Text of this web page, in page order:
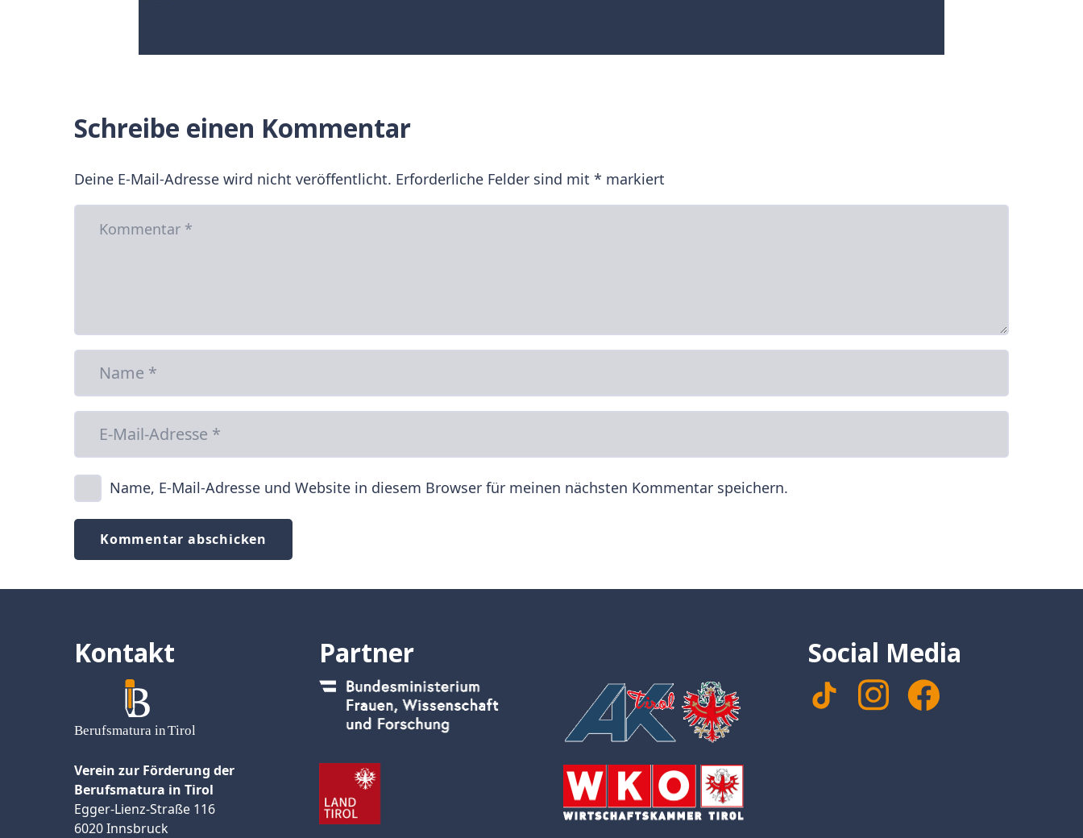
Schreibe einen Kommentar
Deine E-Mail-Adresse wird nicht veröffentlicht. Erforderliche Felder sind mit * markiert
Name, E-Mail-Adresse und Website in diesem Browser für meinen nächsten Kommentar speichern.
Kommentar abschicken
Kontakt
Verein zur Förderung der
Berufsmatura in Tirol
Egger-Lienz-Straße 116
6020 Innsbruck
Partner Social Media